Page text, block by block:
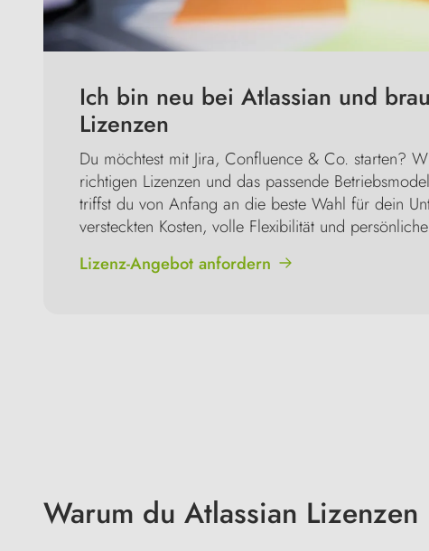
Ich bin neu bei Atlassian und
Lizenzen
Du möchtest mit Jira, Confluence & Co. starten?
richtigen Lizenzen und das passende
triffst du von Anfang an die beste Wahl für dein
versteckten Kosten, volle Flexibilität und
Lizenz-Angebot anfordern
Warum du Atlassian